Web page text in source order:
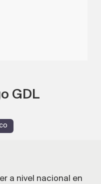
GDL
a nivel nacional en